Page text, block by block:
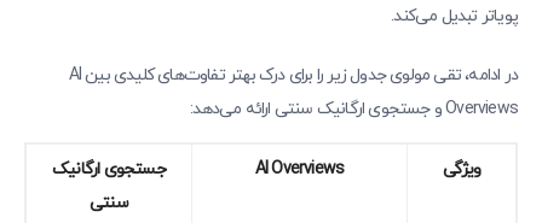
پویاتر تبدیل می‌کند.
در ادامه، تقی مولوی جدول زیر را برای درک بهتر تفاوت‌های کلیدی بین AI
Overviews و جستجوی ارگانیک سنتی ارائه می‌دهد:
ویژگی AI Overviews
جستجوی ارگانیک
سنتی